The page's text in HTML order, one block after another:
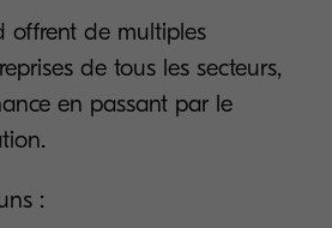
offrent de multiples
de tous les secteurs,
en passant par le
: